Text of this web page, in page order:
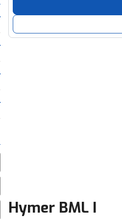
Hymer BML I